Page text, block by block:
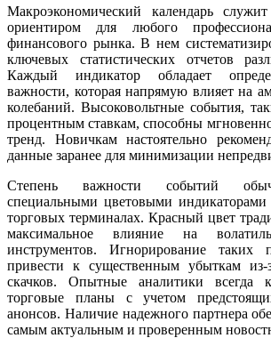
Макроэкономический календарь
ориентиром для любого
финансового рынка. В нем
ключевых статистических отчетов
Каждый индикатор обладает
важности, которая напрямую влияет на
колебаний. Высоковольтные события,
процентным ставкам, способны
тренд. Новичкам настоятельно
данные заранее для минимизации
Степень важности событий
специальными цветовыми индикаторами
торговых терминалах. Красный цвет
максимальное влияние на
инструментов. Игнорирование таких
привести к существенным убыткам из-
скачков. Опытные аналитики всегда
торговые планы с учетом
анонсов. Наличие надежного партнера
самым актуальным и проверенным